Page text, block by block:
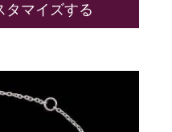
タマイズする